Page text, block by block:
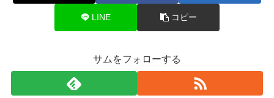
LINE コピー
サムをフォローする